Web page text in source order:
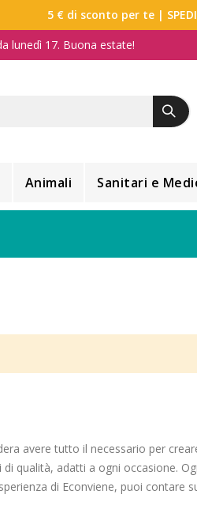
5 € di sconto per te |
lunedì 17. Buona estate!
Animali Sanitari e
avere tutto il necessario per
qualità, adatti a ogni occasione.
di Econviene, puoi contare